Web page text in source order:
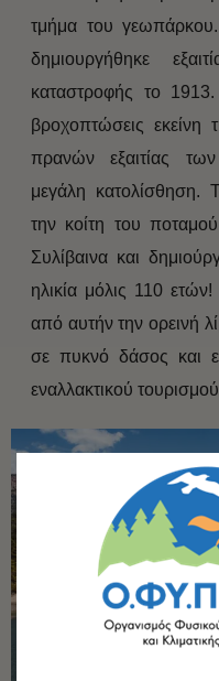
τμήμα του γεωπάρκου.
δημιουργήθηκε
καταστροφής το
βροχοπτώσεις εκείνη
πρανών εξαιτίας
μεγάλη κατολίσθηση.
την κοίτη του
Συλίβαινα και
ηλικία μόλις 110
από αυτήν την ορεινή
σε πυκνό δάσος και
εναλλακτικού